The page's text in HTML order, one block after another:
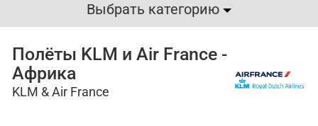
Выбрать категорию
Полёты KLM и Air France -
Африка
KLM & Air France